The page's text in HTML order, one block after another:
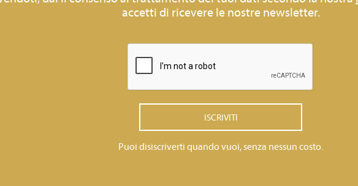
accetti di ricevere le nostre newsletter.
ISCRIVITI
Puoi disiscriverti quando vuoi, senza nessun costo.